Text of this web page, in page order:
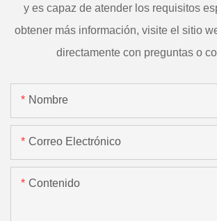
y es capaz de atender los requisitos
obtener más información, visite el sitio
directamente con preguntas o
Nombre
Correo Electrónico
Contenido